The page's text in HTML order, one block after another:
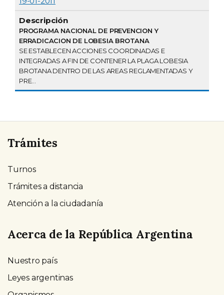
PROGRAMA NACIONAL DE PREVENCION Y
ERRADICACION DE LOBESIA BROTANA
SE ESTABLECEN ACCIONES COORDINADAS E
INTEGRADAS A FIN DE CONTENER LA PLAGA LOBESIA
BROTANA DENTRO DE LAS AREAS REGLAMENTADAS Y
PRE...
Trámites
Turnos
Trámites a distancia
Atención a la ciudadanía
Acerca de la República Argentina
Nuestro país
Leyes argentinas